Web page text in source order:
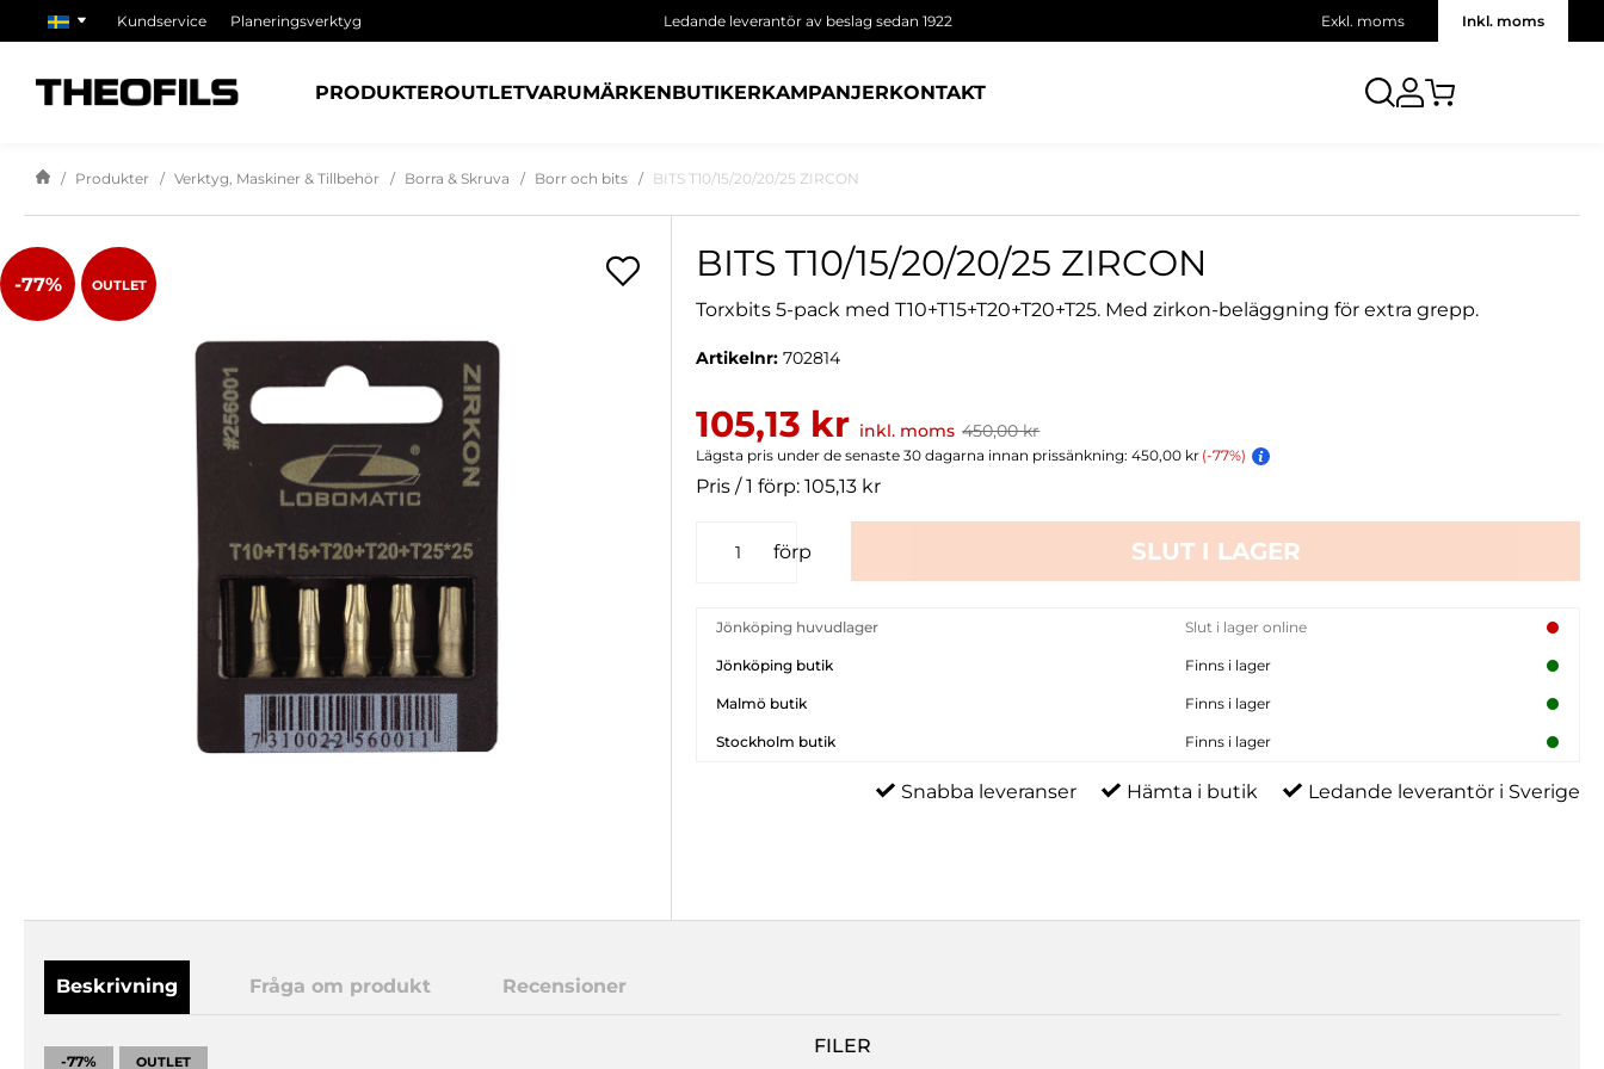
Kundservice Planeringsverktyg Ledande leverantör av beslag sedan 1922 Exkl. moms Inkl. moms
PRODUKTEROUTLETVARUMÄRKENBUTIKERKAMPANJERKONTAKT
Produkter Verktyg, Maskiner & Tillbehör Borra & Skruva Borr och bits BITS T10/15/20/20/25 ZIRCON
-77% OUTLET BITS T10/15/20/20/25 ZIRCON
Torxbits 5-pack med T10+T15+T20+T20+T25. Med zirkon-beläggning för extra grepp.
Artikelnr:702814
105,13 kr inkl. moms 450,00 kr
Lägsta pris under de senaste 30 dagarna innan prissänkning: 450,00 kr (-77%)
Pris / 1 förp: 105,13 kr
förp SLUT I LAGER
Jönköping huvudlager Slut i lager online
Jönköping butik Finns i lager
Malmö butik Finns i lager
Stockholm butik Finns i lager
Snabba leveranser Hämta i butik Ledande leverantör i Sverige
Beskrivning Fråga om produkt Recensioner
-77% OUTLET
FILER